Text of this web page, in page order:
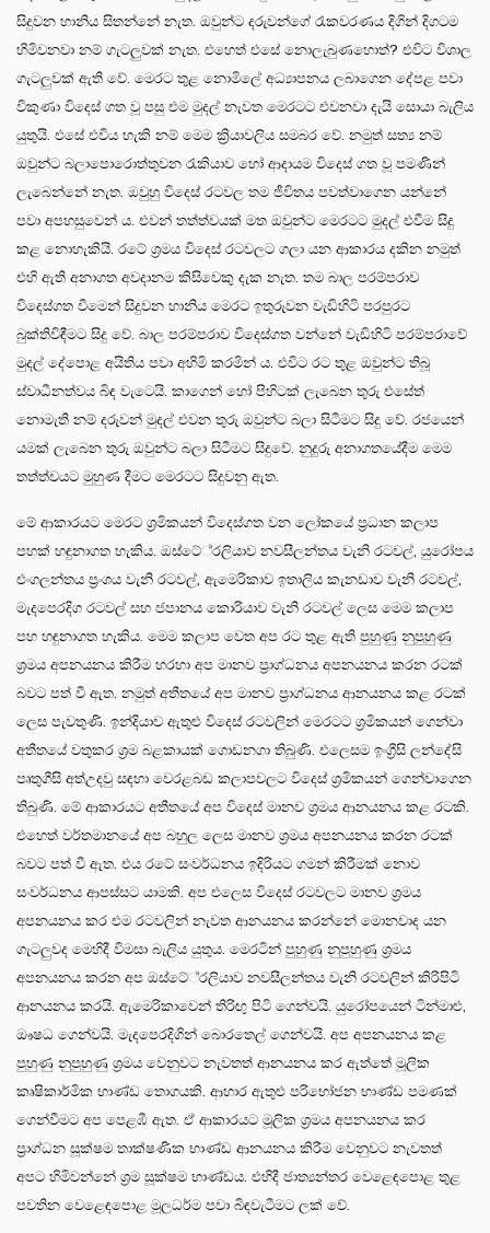
සිදුවන හානිය සිතන්නේ නැත. ඔවුන්ට දරුවන්ගේ රැකවරණය දිගින් දිගටම
හිමිවනවා නම් ගැටලුවක් නැත. එහෙත් එසේ නොලැබුණහොත්? එවිට විශාල
ගැටලුවක් ඇති වේ. මෙරට තුළ නොමිලේ අධ්‍යාපනය ලබාගෙන දේපළ පවා
විකුණා විදෙස් ගත වූ පසු එම මුදල් නැවත මෙරටට එවනවා දැයි සොයා බැලිය
යුතුයි. එසේ එවිය හැකි නම් මෙම ක්‍රියාවලිය සමබර වේ. නමුත් සත්‍ය නම්
ඔවුන්ට බලාපොරොත්තුවන රැකියාව හෝ ආදායම විදෙස් ගත වූ පමණින්
ලැබෙන්නේ නැත. ඔවුහු විදෙස් රටවල තම ජීවිතය පවත්වාගෙන යන්නේ
පවා අපහසුවෙන් ය. එවන් තත්ත්වයක් මත ඔවුන්ට මෙරටට මුදල් එවීම සිදු
කළ නොහැකියි. රටේ ශ්‍රමය විදෙස් රටවලට ගලා යන ආකාරය දකින නමුත්
එහි ඇති අනාගත අවදානම කිසිවෙකු දැක නැත. තම බාල පරම්පරාව
විදෙස්ගත වීමෙන් සිදුවන හානිය මෙරට ඉතුරුවන වැඩිහිටි පරපුරට
බුක්තිවිඳීමට සිදු වේ. බාල පරම්පරාව විදෙස්ගත වන්නේ වැඩිහිටි පරම්පරාවේ
මුදල් දේපොළ අයිතිය පවා අහිමි කරමින් ය. එවිට රට තුළ ඔවුන්ට තිබූ
ස්වාධීනත්වය බිඳ වැටෙයි. කාගෙන් හෝ පිහිටක් ලැබෙන තුරු එසේත්
නොමැති නම් දරුවන් මුදල් එවන තුරු ඔවුන්ට බලා සිටීමට සිදු වේ. රජයෙන්
යමක් ලැබෙන තුරු ඔවුන්ට බලා සිටීමට සිදුවේ. නුදුරු අනාගතයේදීම මෙම
තත්ත්වයට මුහුණ දීමට මෙරටට සිදුවනු ඇත.
මේ ආකාරයට මෙරට ශ්‍රමිකයන් විදෙස්ගත වන ලෝකයේ ප්‍රධාන කලාප
පහක් හඳුනාගත හැකිය. ඔස්ටේ්‍රලියාව නවසීලන්තය වැනි රටවල්, යුරෝපය
එංගලන්තය ප්‍රංශය වැනි රටවල්, ඇමෙරිකාව ඉතාලිය කැනඩාව වැනි රටවල්,
මැදපෙරදිග රටවල් සහ ජපානය කොරියාව වැනි රටවල් ලෙස මෙම කලාප
පහ හඳුනාගත හැකිය. මෙම කලාප වෙත අප රට තුළ ඇති පුහුණු නුපුහුණු
ශ්‍රමය අපනයනය කිරීම හරහා අප මානව ප්‍රාග්ධනය අපනයනය කරන රටක්
බවට පත් වී ඇත. නමුත් අතීතයේ අප මානව ප්‍රාග්ධනය ආනයනය කළ රටක්
ලෙස පැවතුණි. ඉන්දියාව ඇතුළු විදෙස් රටවලින් මෙරටට ශ්‍රමිකයන් ගෙන්වා
අතීතයේ වතුකර ශ්‍රම බළකායක් ගොඩනගා තිබුණි. එලෙසම ඉංග්‍රීසි ලන්දේසි
පෘතුගීසි අත්උදවු සඳහා වෙරළබඩ කලාපවලට විදෙස් ශ්‍රමිකයන් ගෙන්වාගෙන
තිබුණි. මේ ආකාරයට අතීතයේ අප විදෙස් මානව ශ්‍රමය ආනයනය කළ රටකි.
එහෙත් වර්තමානයේ අප බහුල ලෙස මානව ශ්‍රමය අපනයනය කරන රටක්
බවට පත් වී ඇත. එය රටේ සංවර්ධනය ඉදිරියට ගමන් කිරීමක් නොව
සංවර්ධනය ආපස්සට යාමකි. අප එලෙස විදෙස් රටවලට මානව ශ්‍රමය
අපනයනය කර එම රටවලින් නැවත ආනයනය කරන්නේ මොනවාද යන
ගැටලුවද මෙහිදී විමසා බැලිය යුතුය. මෙරටින් පුහුණු නුපුහුණු ශ්‍රමය
අපනයනය කරන අප ඔස්ටේ්‍රලියාව නවසීලන්තය වැනි රටවලින් කිරිපිටි
ආනයනය කරයි. ඇමෙරිකාවෙන් තිරිඟු පිටි ගෙන්වයි. යුරෝපයෙන් ටින්මාළු,
ඖෂධ ගෙන්වයි. මැදපෙරදිගින් බොරතෙල් ගෙන්වයි. අප අපනයනය කළ
පුහුණු නුපුහුණු ශ්‍රමය වෙනුවට නැවතත් ආනයනය කර ඇත්තේ මූලික
කෘෂිකාර්මික භාණ්ඩ තොගයකි. ආහාර ඇතුළු පරිභෝජන භාණ්ඩ පමණක්
ගෙන්වීමට අප පෙළඹී ඇත. ඒ ආකාරයට මූලික ශ්‍රමය අපනයනය කර
ප්‍රාග්ධන සූක්ෂම තාක්ෂණික භාණ්ඩ ආනයනය කිරීම වෙනුවට නැවතත්
අපට හිමිවන්නේ ශ්‍රම සූක්ෂම භාණ්ඩය. එහිදී ජාත්‍යන්තර වෙළෙඳපොළ තුළ
පවතින වෙළෙඳපොළ මූලධර්ම පවා බිඳවැටීමට ලක් වේ.